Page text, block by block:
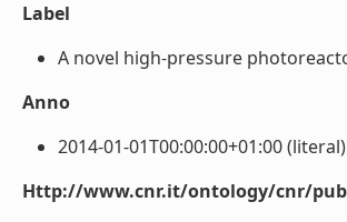
Label
A novel high-pressure
Anno
2014-01-01T00:00:00+01:00 (literal)
Http://www.cnr.it/ontology/cnr/